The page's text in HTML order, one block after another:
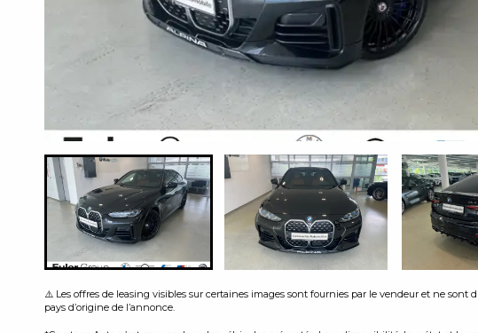
⚠️ Les offres de leasing visibles sur certaines images sont fournies par le vendeur et ne sont
pays d’origine de l’annonce.